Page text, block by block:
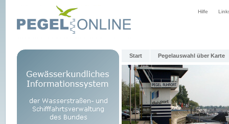
Hilfe
Start Pegelauswahl über Karte